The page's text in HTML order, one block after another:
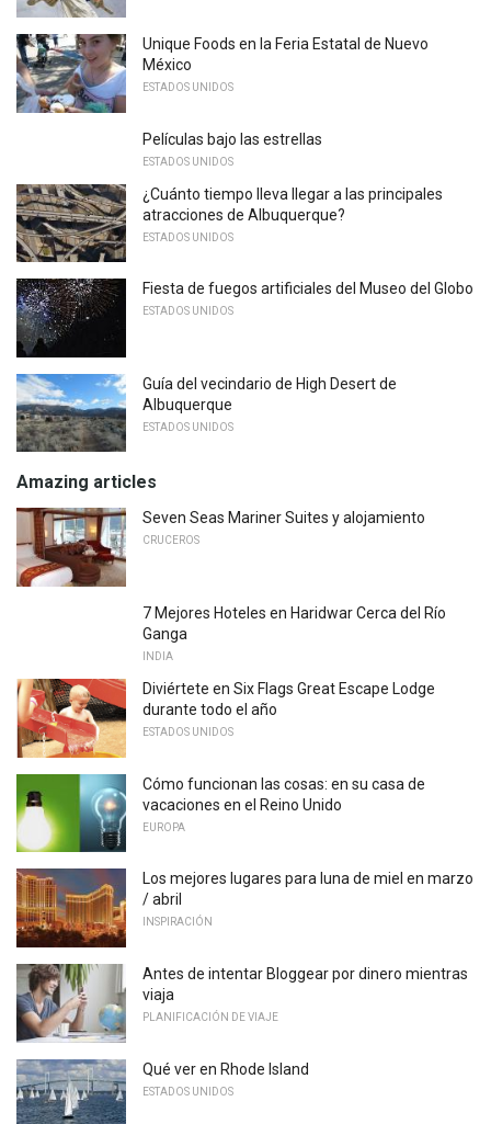
Unique Foods en la Feria Estatal de Nuevo
México
ESTADOS UNIDOS
Películas bajo las estrellas
ESTADOS UNIDOS
¿Cuánto tiempo lleva llegar a las principales
atracciones de Albuquerque?
ESTADOS UNIDOS
Fiesta de fuegos artificiales del Museo del Globo
ESTADOS UNIDOS
Guía del vecindario de High Desert de
Albuquerque
ESTADOS UNIDOS
Amazing articles
Seven Seas Mariner Suites y alojamiento
CRUCEROS
7 Mejores Hoteles en Haridwar Cerca del Río
Ganga
INDIA
Diviértete en Six Flags Great Escape Lodge
durante todo el año
ESTADOS UNIDOS
Cómo funcionan las cosas: en su casa de
vacaciones en el Reino Unido
EUROPA
Los mejores lugares para luna de miel en marzo
/ abril
INSPIRACIÓN
Antes de intentar Bloggear por dinero mientras
viaja
PLANIFICACIÓN DE VIAJE
Qué ver en Rhode Island
ESTADOS UNIDOS